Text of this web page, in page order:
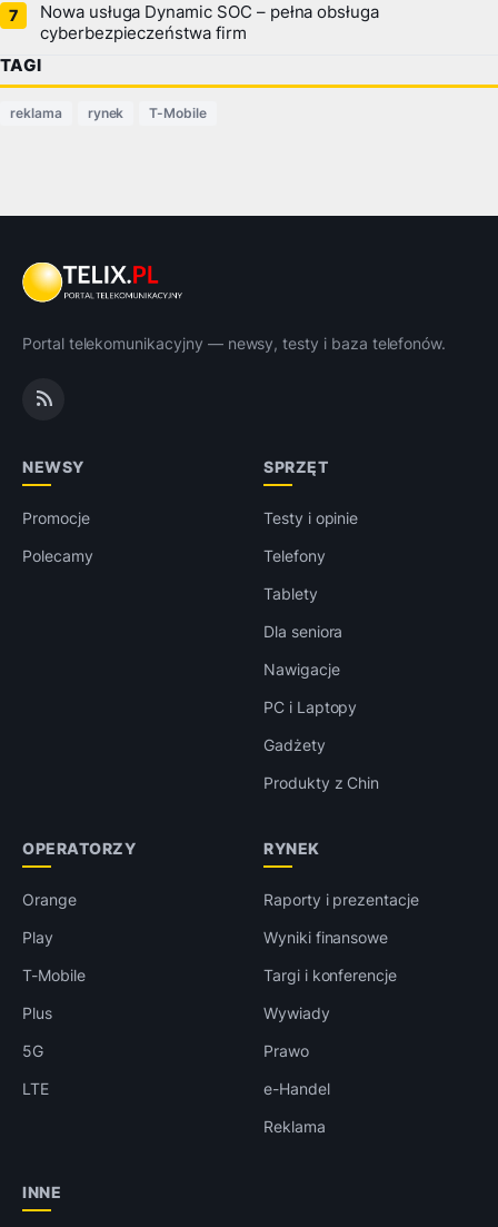
Nowa usługa Dynamic SOC – pełna obsługa
cyberbezpieczeństwa firm
TAGI
reklama rynek T-Mobile
Portal telekomunikacyjny — newsy, testy i baza telefonów.
NEWSY
Promocje
Polecamy
SPRZĘT
Testy i opinie
Telefony
Tablety
Dla seniora
Nawigacje
PC i Laptopy
Gadżety
Produkty z Chin
OPERATORZY
Orange
Play
T-Mobile
Plus
5G
LTE
RYNEK
Raporty i prezentacje
Wyniki finansowe
Targi i konferencje
Wywiady
Prawo
e-Handel
Reklama
INNE